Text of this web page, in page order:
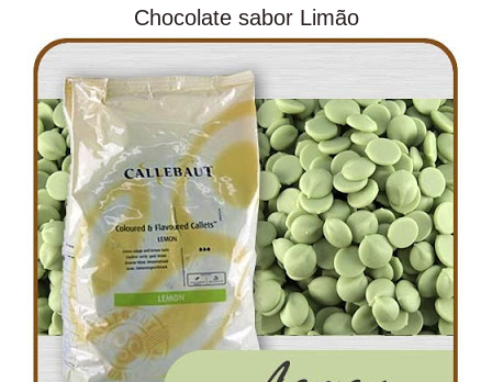
Chocolate sabor Limão